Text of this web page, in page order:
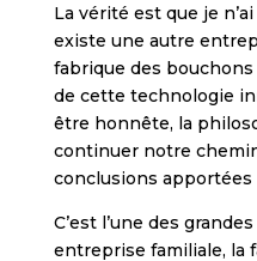
La vérité est que je
existe une autre
fabrique des
de cette technologie
être honnête, la
continuer notre
conclusions
C’est l’une des
entreprise familiale, la